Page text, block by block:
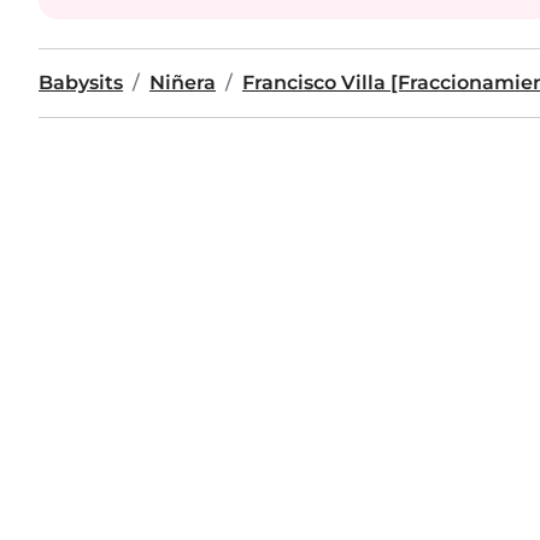
Babysits Niñera Francisco Villa